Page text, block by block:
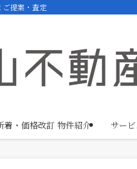
提案・査定
着・価格改訂 物件紹介 サー